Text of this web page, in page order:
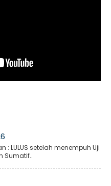
LULUS setelah menempuh Uji
Sumatif..